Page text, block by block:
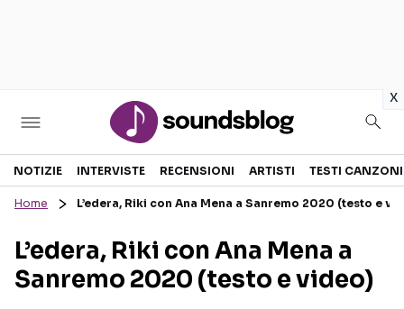
x
Sezioni
RECENSIONI MUSICALI
INTERVISTE
TESTI CANZONI
TOUR ED EVENTI
NOTIZIE INTERVISTE RECENSIONI ARTISTI TESTI CANZONI
Home L’edera, Riki con Ana Mena a Sanremo 2020 (testo e
L’edera, Riki con Ana Mena a
Sanremo 2020 (testo e video)